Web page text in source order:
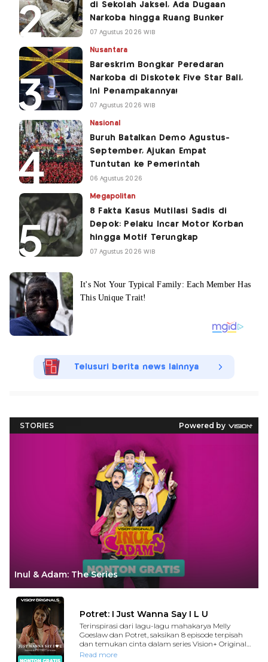
di Sekolah Jaksel, Ada Dugaan
Narkoba hingga Ruang Bunker
07 Agustus 2026 WIB
Nusantara
Bareskrim Bongkar Peredaran
Narkoba di Diskotek Five Star Bali,
Ini Penampakannya!
07 Agustus 2026 WIB
Nasional
Buruh Batalkan Demo Agustus-
September, Ajukan Empat
Tuntutan ke Pemerintah
06 Agustus 2026
Megapolitan
8 Fakta Kasus Mutilasi Sadis di
Depok: Pelaku Incar Motor Korban
hingga Motif Terungkap
07 Agustus 2026 WIB
Telusuri berita news lainnya